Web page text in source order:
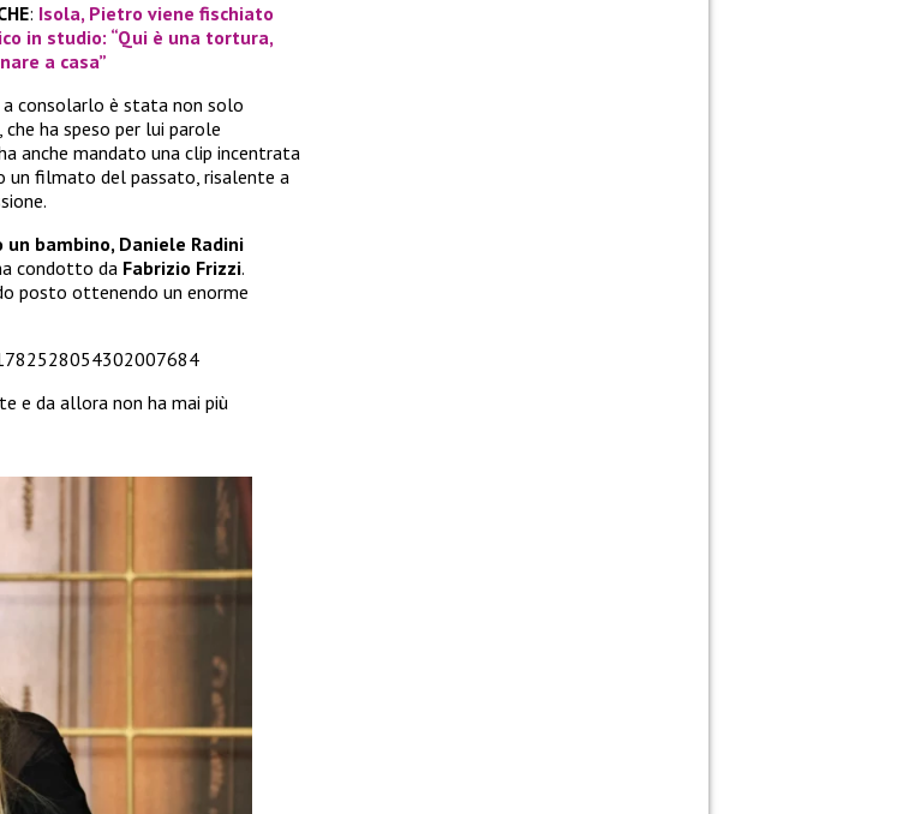
: Isola, Pietro viene fischiato
in studio: “Qui è una tortura,
a casa”
consolarlo è stata non solo
, che ha speso per lui parole
anche mandato una clip incentrata
un filmato del passato, risalente a
bambino, Daniele Radini
condotto da Fabrizio Frizzi.
posto ottenendo un enorme
e da allora non ha mai più